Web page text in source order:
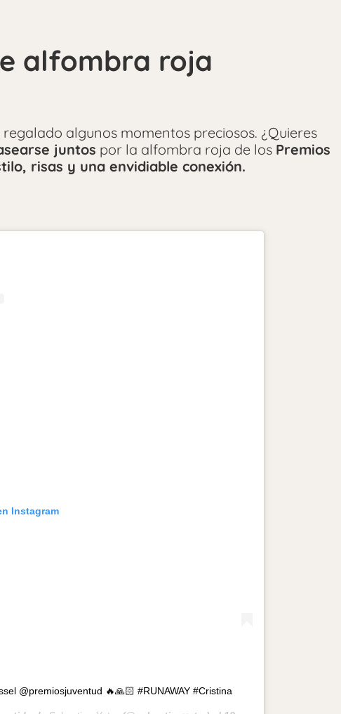
alfombra roja
algunos momentos preciosos. ¿Quieres
juntos por la alfombra roja de los Premios
risas y una envidiable conexión.
Instagram
@premiosjuventud 🔥🙏🏻 #RUNAWAY #Cristina